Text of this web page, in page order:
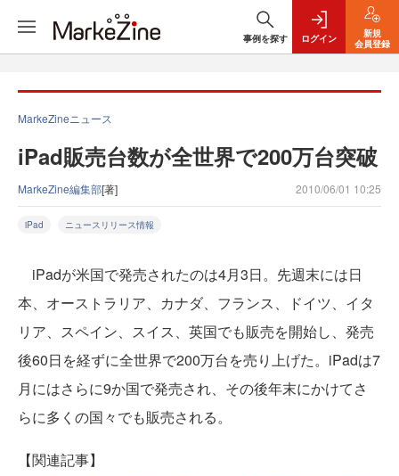
事例を探す ログイン
新規
会員登録
MarkeZineニュース
iPad販売台数が全世界で200万台突破
MarkeZine編集部[著] 2010/06/01 10:25
iPad ニュースリリース情報
iPadが米国で発売されたのは4月3日。先週末には日
本、オーストラリア、カナダ、フランス、ドイツ、イタ
リア、スペイン、スイス、英国でも販売を開始し、発売
後60日を経ずに全世界で200万台を売り上げた。iPadは7
月にはさらに9か国で発売され、その後年末にかけてさ
らに多くの国々でも販売される。
【関連記事】